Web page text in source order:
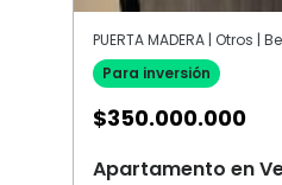
PUERTA MADERA | Otros |
Para inversión
$350.000.000
Apartamento en